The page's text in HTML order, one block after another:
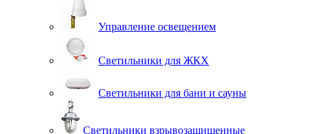
Управление освещением
Светильники для ЖКХ
Светильники для бани и сауны
Светильники взрывозащищенные